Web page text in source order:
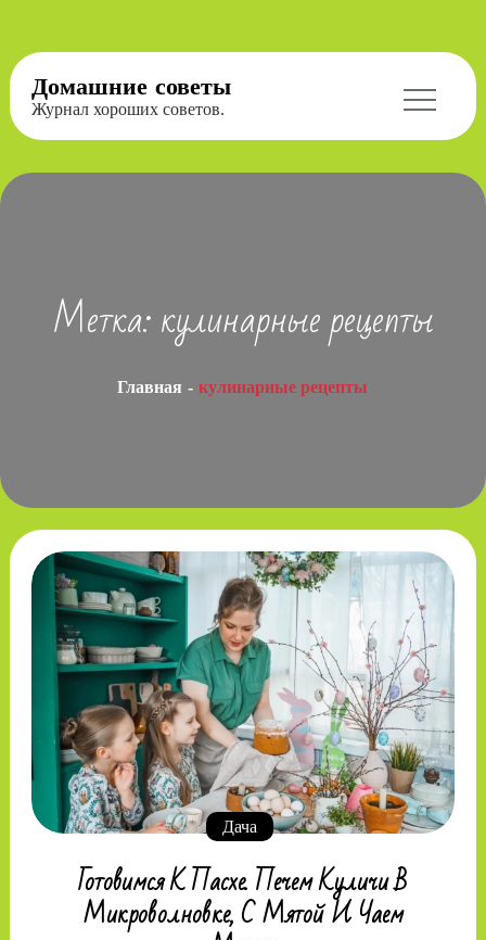
Перейти
содержимому
Домашние советы
Журнал хороших советов.
Метка:кулинарные рецепты
Главная кулинарные рецепты
Дача
Готовимся К Пасхе. Печем Куличи В
Микроволновке, С Мятой И Чаем